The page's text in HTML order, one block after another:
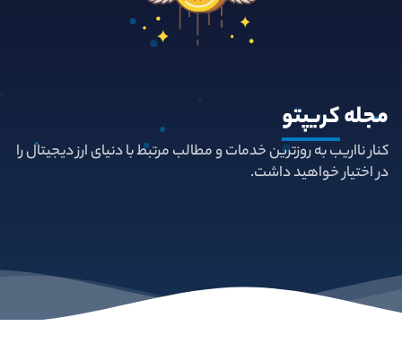
مجلهکریپتو
کنار نااریب به روزترین خدمات و مطالب مرتبط با دنیای ارز دیجیتال را
در اختیار خواهید داشت.